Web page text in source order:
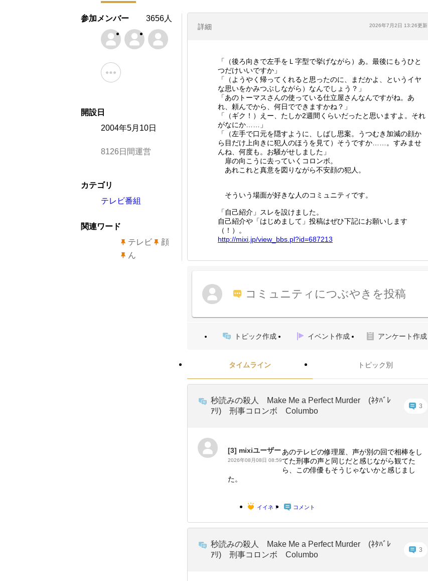
詳細 2026年7月2日 13:26更新
「（後ろ向きで左手をＬ字型で挙げながら）あ。最後にもうひと
つだけいいですか」
「（ようやく帰ってくれると思ったのに、まだかよ、というイヤ
な思いをかみつぶしながら）なんでしょう？」
「あのトーマスさんの使っている仕立屋さんなんですがね。あ
れ、頼んでから、何日でできますかね？」
「（ギク！）えー、たしか2週間くらいだったと思いますよ。それ
がなにか……」
「（左手で口元を隠すように、しばし思案。うつむき加減の顔か
ら目だけ上向きに犯人のほうを見て）そうですか……。すみませ
んね、何度も。お騒がせしました」
扉の向こうに去っていくコロンボ。
あれこれと真意を図りながら不安顔の犯人。
そういう場面が好きな人のコミュニティです。
「自己紹介」スレを設けました。
自己紹介や「はじめまして」投稿はぜひ下記にお願いします
（！）。
http://mixi.jp/view_bbs.pl?id=687213
コミュニティにつぶやきを投稿
トピック作成 イベント作成 アンケート作成
タイムライン トピック別
秒読みの殺人 Make Me a Perfect Murder (ﾈﾀﾊﾞﾚ
ｱﾘ) 刑事コロンボ Columbo
3
[3] mixiユーザー
2026年08月08日 08:59
あのテレビの修理屋、声が別の回で相棒をし
てた刑事の声と同じだと感じながら観てた
ら、この俳優もそうじゃないかと感じまし
た。
イイネ！ コメント
秒読みの殺人 Make Me a Perfect Murder (ﾈﾀﾊﾞﾚ
ｱﾘ) 刑事コロンボ Columbo
3
参加メンバー 3656人
開設日
2004年5月10日
8126日間運営
カテゴリ
テレビ番組
関連ワード
テレビ
顔
ん